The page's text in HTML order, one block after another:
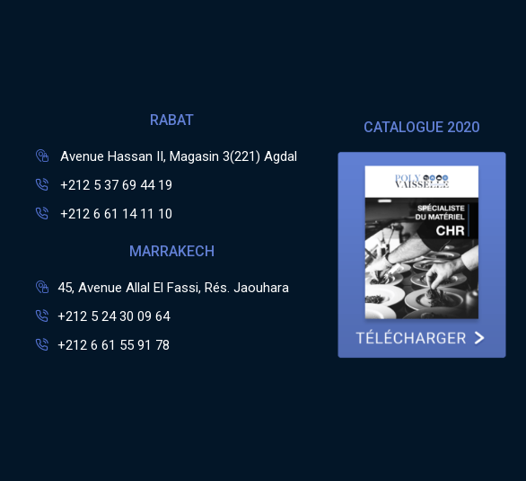
RABAT
Avenue Hassan II, Magasin 3(221) Agdal
+212 5 37 69 44 19
+212 6 61 14 11 10
MARRAKECH
45, Avenue Allal El Fassi, Rés. Jaouhara
+212 5 24 30 09 64
+212 6 61 55 91 78
CATALOGUE 2020